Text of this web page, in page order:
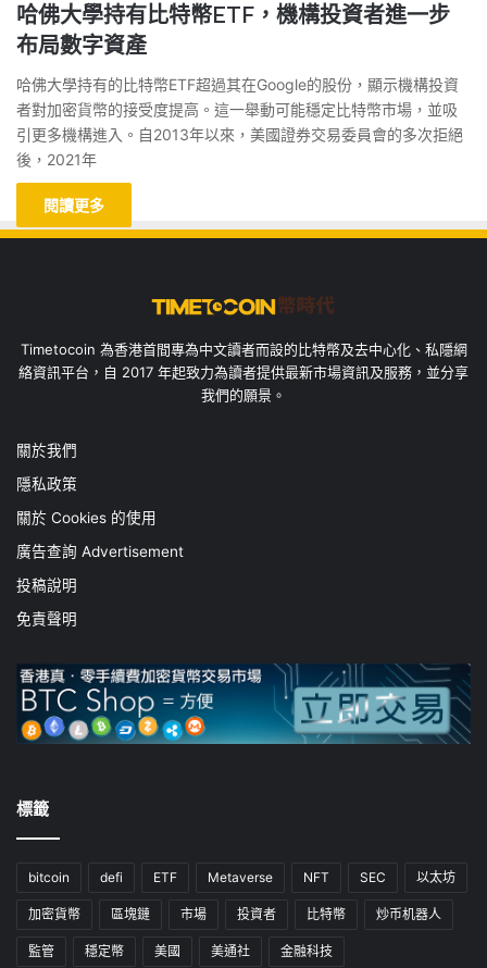
哈佛大學持有比特幣ETF，機構投資者進一步
布局數字資產
哈佛大學持有的比特幣ETF超過其在Google的股份，顯示機構投資
者對加密貨幣的接受度提高。這一舉動可能穩定比特幣市場，並吸
引更多機構進入。自2013年以來，美國證券交易委員會的多次拒絕
後，2021年
閱讀更多
Timetocoin 為香港首間專為中文讀者而設的比特幣及去中心化、私隱網
絡資訊平台，自 2017 年起致力為讀者提供最新市場資訊及服務，並分享
我們的願景。
關於我們
隱私政策
關於 Cookies 的使用
廣告查詢 Advertisement
投稿說明
免責聲明
標籤
bitcoin defi ETF Metaverse NFT SEC 以太坊
加密貨幣 區塊鏈 市場 投資者 比特幣 炒币机器人
監管 穩定幣 美國 美通社 金融科技